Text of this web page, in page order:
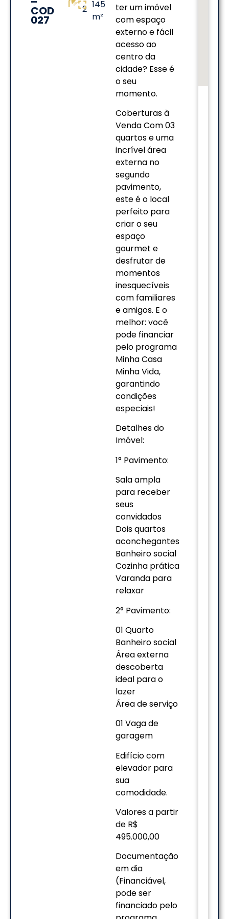
COD
027
2 145
m²
ter um imóvel
com espaço
externo e fácil
acesso ao
centro da
cidade? Esse é
o seu
momento.
Coberturas à
Venda Com 03
quartos e uma
incrível área
externa no
segundo
pavimento,
este é o local
perfeito para
criar o seu
espaço
gourmet e
desfrutar de
momentos
inesquecíveis
com familiares
e amigos. E o
melhor: você
pode financiar
pelo programa
Minha Casa
Minha Vida,
garantindo
condições
especiais!
Detalhes do
Imóvel:
1° Pavimento:
Sala ampla
para receber
seus
convidados
Dois quartos
aconchegantes
Banheiro social
Cozinha prática
Varanda para
relaxar
2° Pavimento:
01 Quarto
Banheiro social
Área externa
descoberta
ideal para o
lazer
Área de serviço
01 Vaga de
garagem
Edifício com
elevador para
sua
comodidade.
Valores a partir
de R$
495.000,00
Documentação
em dia
(Financiável,
pode ser
financiado pelo